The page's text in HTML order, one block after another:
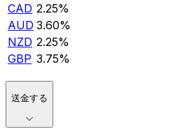
CAD 2.25%
AUD 3.60%
NZD 2.25%
GBP 3.75%
送金する